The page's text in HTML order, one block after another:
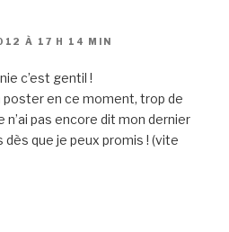
À 17 H 14 MIN
c’est gentil !
poster en ce moment, trop de
n’ai pas encore dit mon dernier
dès que je peux promis ! (vite